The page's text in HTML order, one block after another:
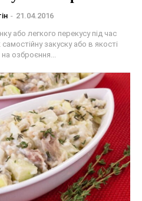
- 21.04.2016
або легкого перекусу під час
закуску або в якості
озброєння...